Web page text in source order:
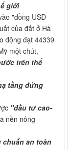
giới
"đồng USD
của đất ở Hà
động đạt 44339
một chút,
trên thế
tầng đứng
"đầu tư cao-
nền nông
chuẩn an toàn